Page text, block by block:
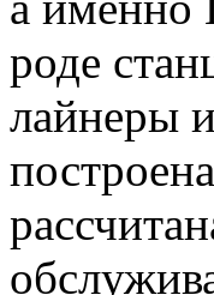
роде
лайнеры